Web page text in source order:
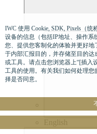
English
IWC 使用 Cookie, SDK, Pixels（
设备的信息（包括IP地址、操作
您、提供您客制化的体验并更好
于内部汇报目的，并存储至目的达
或工具。请点击您浏览器上“[插入
工具的使用。有关我们如何处理
择是否同意。